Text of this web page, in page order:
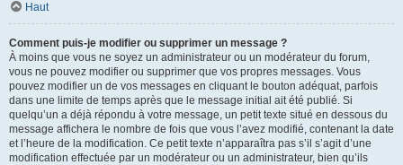
Haut
Comment puis-je modifier ou supprimer un message ?
À moins que vous ne soyez un administrateur ou un modérateur du forum,
vous ne pouvez modifier ou supprimer que vos propres messages. Vous
pouvez modifier un de vos messages en cliquant le bouton adéquat, parfois
dans une limite de temps après que le message initial ait été publié. Si
quelqu’un a déjà répondu à votre message, un petit texte situé en dessous du
message affichera le nombre de fois que vous l’avez modifié, contenant la date
et l’heure de la modification. Ce petit texte n’apparaîtra pas s’il s’agit d’une
modification effectuée par un modérateur ou un administrateur, bien qu’ils